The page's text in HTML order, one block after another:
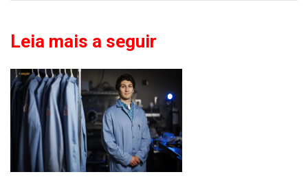
Leia mais a seguir